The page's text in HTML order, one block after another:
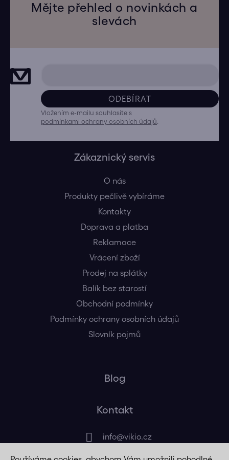
Mějte přehled o novinkách a
slevách
ODEBÍRAT
Vložením e-mailu souhlasíte s
podmínkami ochrany osobních údajů.
Zákaznický servis
O nás
Produkty pečlivě vybíráme
Kontakty
Doprava a platba
Reklamace
Vrácení zboží
Prodej na splátky
Balík bez starostí
Obchodní podmínky
Podmínky ochrany osobních údajů
Slovník pojmů
Blog
Kontakt
info@vikio.cz